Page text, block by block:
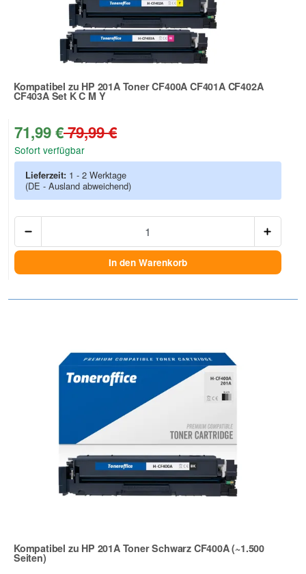
Kompatibel zu HP 201A Toner CF400A CF401A CF402A
CF403A Set K C M Y
Zur Artikelbewertung
71,99 €79,99 €
Sofort verfügbar
Lieferzeit: 1 - 2 Werktage
(DE - Ausland abweichend)
In den Warenkorb
Kompatibel zu HP 201A Toner Schwarz CF400A (~1.500
Seiten)
Zur Artikelbewertung